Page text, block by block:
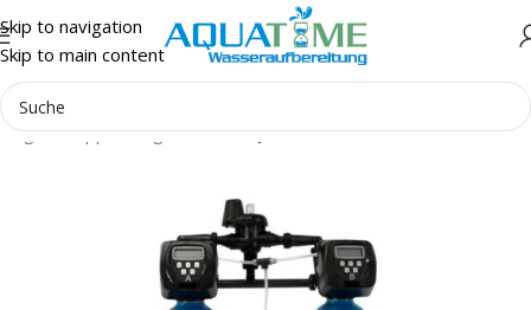
Skip to navigation
Skip to main content
Doppelanlagen Clack Aquatime CKM II Enthärter Reihe